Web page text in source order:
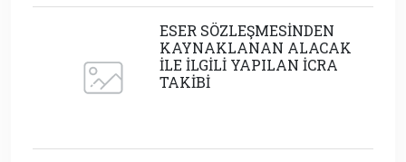
ESER SÖZLEŞMESİNDEN
KAYNAKLANAN ALACAK
İLE İLGİLİ YAPILAN İCRA
TAKİBİ